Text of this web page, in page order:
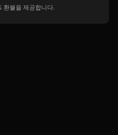
환불을 제공합니다.